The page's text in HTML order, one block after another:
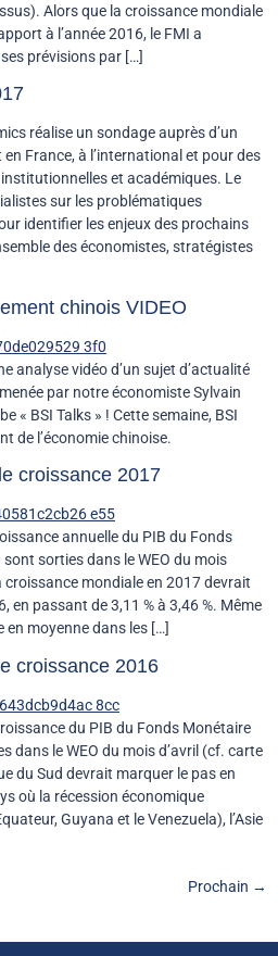
Alors que la croissance mondiale
à l’année 2016, le FMI a
prévisions par […]
réalise un sondage auprès d’un
France, à l’international et pour des
et académiques. Le
sur les problématiques
identifier les enjeux des prochains
des économistes, stratégistes
chinois VIDEO
analyse vidéo d’un sujet d’actualité
par notre économiste Sylvain
« BSI Talks » ! Cette semaine, BSI
de l’économie chinoise.
croissance 2017
annuelle du PIB du Fonds
sorties dans le WEO du mois
croissance mondiale en 2017 devrait
passant de 3,11 % à 3,46 %. Même
moyenne dans les […]
croissance 2016
du PIB du Fonds Monétaire
dans le WEO du mois d’avril (cf. carte
du Sud devrait marquer le pas en
où la récession économique
Guyana et le Venezuela), l’Asie
Prochain →